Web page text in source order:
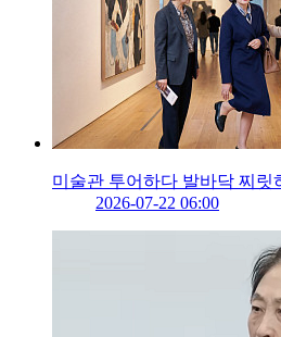
미술관 투어하다 발바닥 찌릿
2026-07-22 06:00